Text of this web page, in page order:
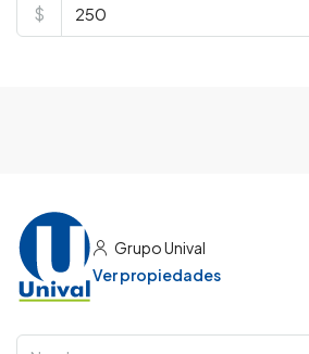
$
Grupo Unival
Ver propiedades